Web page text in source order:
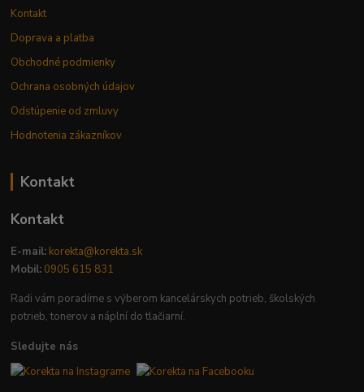
Kontakt
Doprava a platba
Obchodné podmienky
Ochrana osobných údajov
Odstúpenie od zmluvy
Hodnotenia zákazníkov
Kontakt
Kontakt
E-mail: korekta@korekta.sk
Mobil: 0905 615 831
Radi vám poradíme s výberom kancelárskych potrieb, školských
potrieb, tonerov a náplní do tlačiarní.
Sledujte nás